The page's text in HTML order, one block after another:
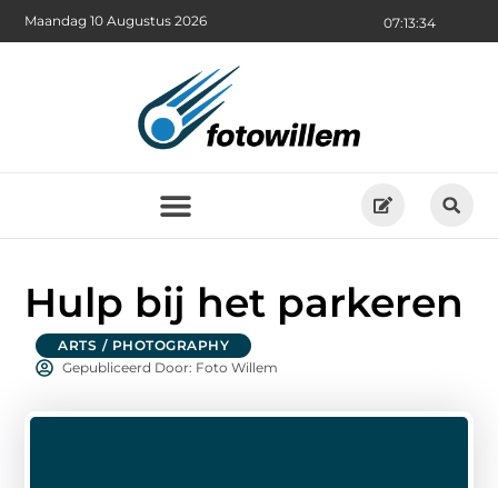
07:13:35
Maandag 10 Augustus 2026
Hulp bij het parkeren
ARTS / PHOTOGRAPHY
Gepubliceerd Door: Foto Willem